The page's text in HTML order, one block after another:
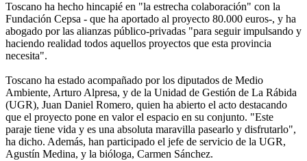
Toscano ha hecho hincapié en "la estrecha colaboración" con la
Fundación Cepsa - que ha aportado al proyecto 80.000 euros-, y ha
abogado por las alianzas público-privadas "para seguir impulsando y
haciendo realidad todos aquellos proyectos que esta provincia
necesita".
Toscano ha estado acompañado por los diputados de Medio
Ambiente, Arturo Alpresa, y de la Unidad de Gestión de La Rábida
(UGR), Juan Daniel Romero, quien ha abierto el acto destacando
que el proyecto pone en valor el espacio en su conjunto. "Este
paraje tiene vida y es una absoluta maravilla pasearlo y disfrutarlo",
ha dicho. Además, han participado el jefe de servicio de la UGR,
Agustín Medina, y la bióloga, Carmen Sánchez.